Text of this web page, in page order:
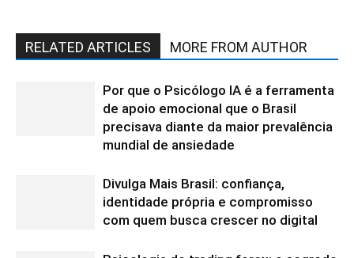
RELATED ARTICLES MORE FROM AUTHOR
Por que o Psicólogo IA é a ferramenta
de apoio emocional que o Brasil
precisava diante da maior prevalência
mundial de ansiedade
Divulga Mais Brasil: confiança,
identidade própria e compromisso
com quem busca crescer no digital